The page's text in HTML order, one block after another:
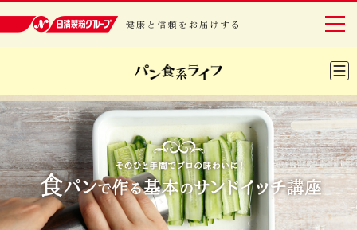
グループについて
事業紹介
研究開発
安全・安心